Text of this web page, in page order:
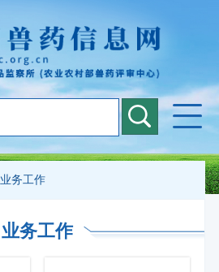
业务工作
业务工作